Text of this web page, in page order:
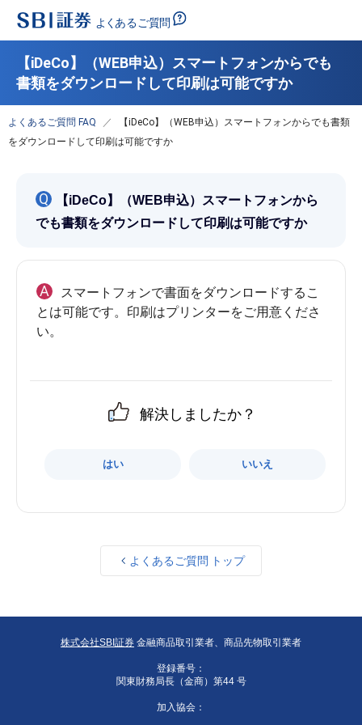
【iDeCo】（WEB申込）スマートフォンからでも
書類をダウンロードして印刷は可能ですか
よくあるご質問 FAQ
【iDeCo】（WEB申込）スマートフォンからでも書類
をダウンロードして印刷は可能ですか
Q
【iDeCo】（WEB申込）スマートフォンから
でも書類をダウンロードして印刷は可能ですか
A
スマートフォンで書面をダウンロードするこ
とは可能です。印刷はプリンターをご用意くださ
解決しましたか？
はい いいえ
よくあるご質問 トップ
株式会社SBI証券 金融商品取引業者、商品先物取引業者
登録番号：
関東財務局長（金商）第44 号
加入協会：